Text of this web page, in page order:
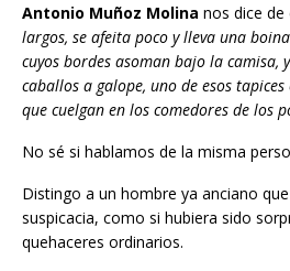
Antonio Muñoz Molina nos dice de
largos, se afeita poco y lleva una
cuyos bordes asoman bajo la camisa,
caballos a galope, uno de esos
que cuelgan en los comedores de los
No sé si hablamos de la misma
Distingo a un hombre ya anciano
suspicacia, como si hubiera sido
quehaceres ordinarios.